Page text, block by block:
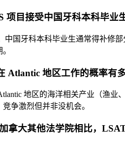
项目接受中国牙科本科毕业
中国牙科本科毕业生通常得补修
Atlantic 地区工作的概率有多
地区的海洋相关产业（渔业
争激烈但并非没机会。
拿大其他法学院相比，